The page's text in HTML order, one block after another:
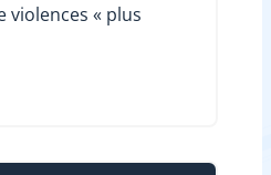
violences « plus